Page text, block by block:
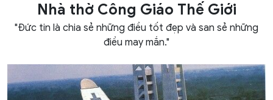
Nhà thờ Công Giáo Thế Giới
"Đức tin là chia sẻ những điều tốt đẹp và san sẻ những
điều may mắn."